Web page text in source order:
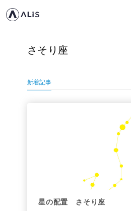
さそり座
新着記事
星の配置 さそり座